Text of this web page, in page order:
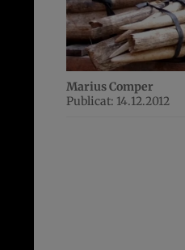
Marius Comper
Publicat: 14.12.2012